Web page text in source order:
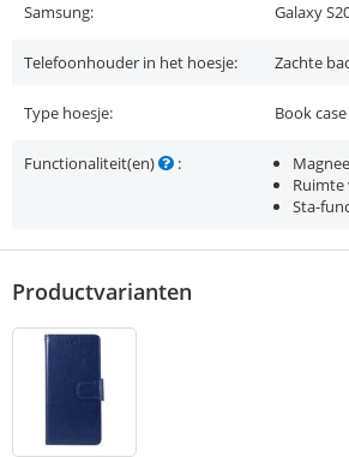
Samsung: Galaxy
Telefoonhouder in het hoesje: Zachte
Type hoesje: Book case
Functionaliteit(en) :
Ruimte
Sta-
Productvarianten